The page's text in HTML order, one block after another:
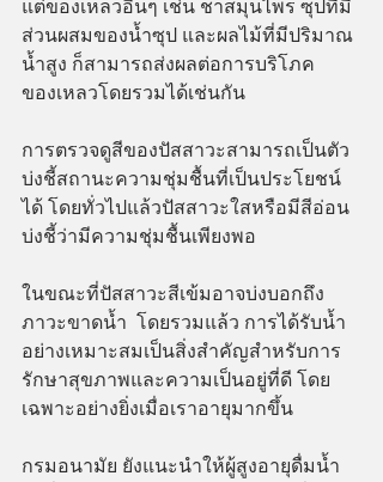
แต่ของเหลวอื่นๆ เช่น ชาสมุนไพร ซุปที่มี
ส่วนผสมของน้ำซุป และผลไม้ที่มีปริมาณ
น้ำสูง ก็สามารถส่งผลต่อการบริโภค
ของเหลวโดยรวมได้เช่นกัน
การตรวจดูสีของปัสสาวะสามารถเป็นตัว
บ่งชี้สถานะความชุ่มชื้นที่เป็นประโยชน์
ได้ โดยทั่วไปแล้วปัสสาวะใสหรือมีสีอ่อน
บ่งชี้ว่ามีความชุ่มชื้นเพียงพอ
ในขณะที่ปัสสาวะสีเข้มอาจบ่งบอกถึง
ภาวะขาดน้ำ  โดยรวมแล้ว การได้รับน้ำ
อย่างเหมาะสมเป็นสิ่งสำคัญสำหรับการ
รักษาสุขภาพและความเป็นอยู่ที่ดี โดย
เฉพาะอย่างยิ่งเมื่อเราอายุมากขึ้น
กรมอนามัย ยังแนะนำให้ผู้สูงอายุดื่มน้ำ